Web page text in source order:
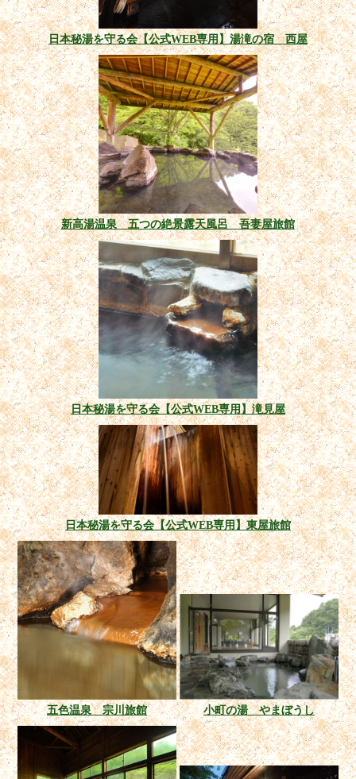
日本秘湯を守る会【公式WEB専用】湯滝の宿 西屋
新高湯温泉 五つの絶景露天風呂 吾妻屋旅館
日本秘湯を守る会【公式WEB専用】滝見屋
日本秘湯を守る会【公式WEB専用】東屋旅館
五色温泉 宗川旅館 小町の湯 やまぼうし